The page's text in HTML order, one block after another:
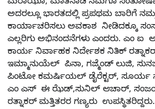
ಅದರಲ್ಲೂ ಭಾರತದಲ್ಲಿ ಪ್ರಪಥಮ ಬಾರಿಗೆ
ಕಾರ್ಯಾಚರಿಸಲು ಅವಕಾಶ ನೀಡಿದಕ್ಕೂ
ಎಲ್ಲರಿಗು ಅಭಿನಂದನೆಗಳು ಎಂದರು. ಎಂ ಐ
ಕಾರ್ಯ ನಿರ್ವಾಹಕ ನಿರ್ದೇಶಕ ನಿತಿಕ್
ಇಮ್ಮಾನುಯೆಲ್ ಪಿನಾ, ಗಜ್ಮೆಂಡ್ ಲುಜಿ,
ಪಿಂಟೋ ಕಮರ್ಷಿಯಲ್ ಡೈರೆಕ್ಟರ್, ಸೂರ್ಯ
ಎಂ ಎಸ್ ಈ ಝೆಡ್,ಸುನಿಲ್ ಆಚಾರ್,
ರತ್ನಾಕರ್ ಮತ್ತಿತರರ ಗಣ್ಯರು ಉಪಸ್ಥಿತರಿದ್ದರು.